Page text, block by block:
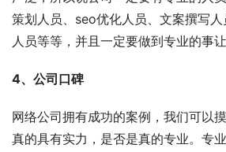
策划人员、seo优化人员、文案撰写
人员等等，并且一定要做到专业的事
4、公司口碑
网络公司拥有成功的案例，我们可以
真的具有实力，是否是真的专业。专